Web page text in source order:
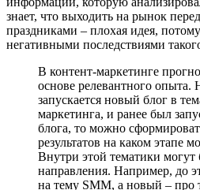
знает, что выходить на рынок
праздниками – плохая идея,
негативными последствиями
В контент-маркетинге
основе релевантного опыта.
запускается новый блог в
маркетинга, и ранее был
блога, то можно
результатов на каком этапе
Внутри этой тематики могут
направления. Например, до
на тему SMM, а новый – про